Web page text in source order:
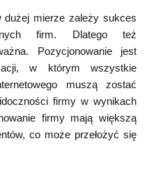
mierze zależy sukces
firm. Dlatego też
Pozycjonowanie jest
w którym wszystkie
muszą zostać
firmy w wynikach
firmy mają większą
co może przełożyć się